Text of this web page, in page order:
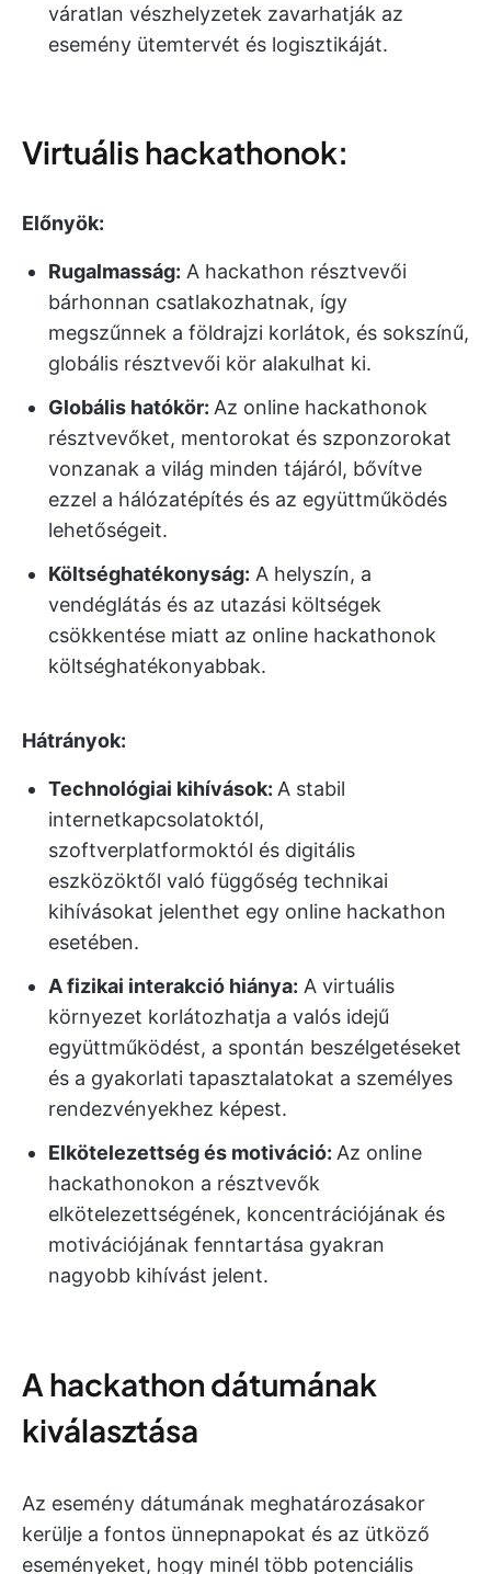
váratlan vészhelyzetek zavarhatják az
esemény ütemtervét és logisztikáját.
Virtuális hackathonok:
Előnyök:
Rugalmasság: A hackathon résztvevői
bárhonnan csatlakozhatnak, így
megszűnnek a földrajzi korlátok, és sokszínű,
globális résztvevői kör alakulhat ki.
Globális hatókör: Az online hackathonok
résztvevőket, mentorokat és szponzorokat
vonzanak a világ minden tájáról, bővítve
ezzel a hálózatépítés és az együttműködés
lehetőségeit.
Költséghatékonyság: A helyszín, a
vendéglátás és az utazási költségek
csökkentése miatt az online hackathonok
költséghatékonyabbak.
Hátrányok:
Technológiai kihívások: A stabil
internetkapcsolatoktól,
szoftverplatformoktól és digitális
eszközöktől való függőség technikai
kihívásokat jelenthet egy online hackathon
esetében.
A fizikai interakció hiánya: A virtuális
környezet korlátozhatja a valós idejű
együttműködést, a spontán beszélgetéseket
és a gyakorlati tapasztalatokat a személyes
rendezvényekhez képest.
Elkötelezettség és motiváció: Az online
hackathonokon a résztvevők
elkötelezettségének, koncentrációjának és
motivációjának fenntartása gyakran
nagyobb kihívást jelent.
A hackathon dátumának
kiválasztása
Az esemény dátumának meghatározásakor
kerülje a fontos ünnepnapokat és az ütköző
eseményeket, hogy minél több potenciális